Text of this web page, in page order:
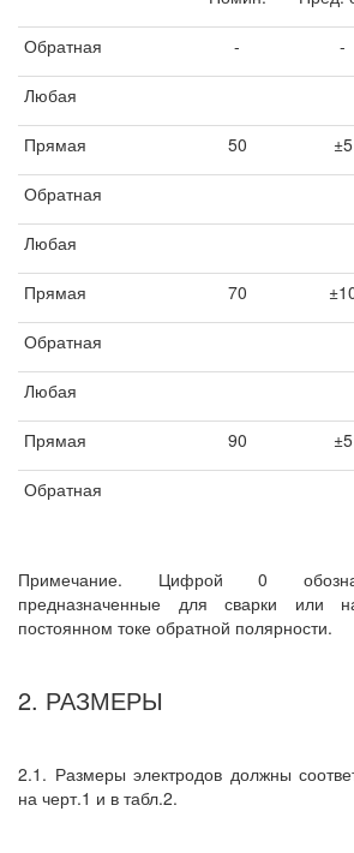
Обратная - -
Любая
Прямая 50 ±5
Обратная
Любая
Прямая 70
Обратная
Любая
Прямая 90 ±5
Обратная
Примечание. Цифрой 0
предназначенные для сварки или
постоянном токе обратной полярности.
2. РАЗМЕРЫ
2.1. Размеры электродов должны
на черт.1 и в табл.2.